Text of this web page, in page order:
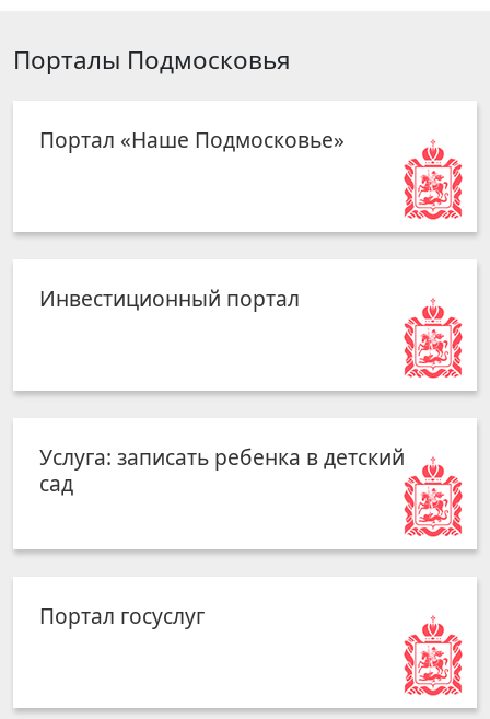
Порталы Подмосковья
Портал «Наше Подмосковье»
Инвестиционный портал
Услуга: записать ребенка в детский
сад
Портал госуслуг